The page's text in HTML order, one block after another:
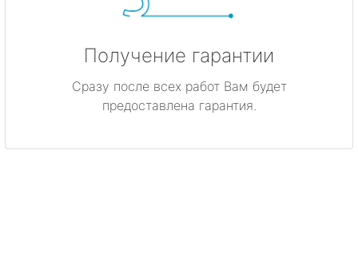
Получение гарантии
Сразу после всех работ Вам будет
предоставлена гарантия.